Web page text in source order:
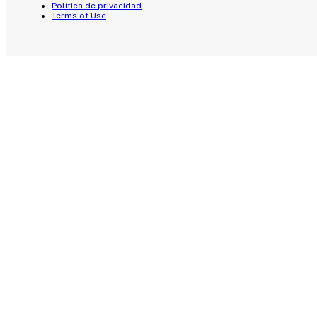
Política de privacidad
Terms of Use